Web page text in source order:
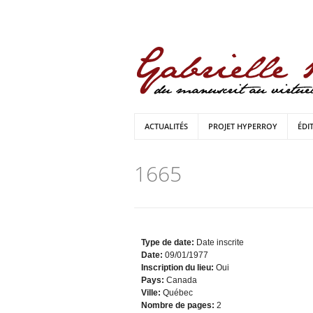
ACTUALITÉS PROJET HYPERROY
1665
Type de date: Date inscrite
Date: 09/01/1977
Inscription du lieu: Oui
Pays: Canada
Ville: Québec
Nombre de pages: 2